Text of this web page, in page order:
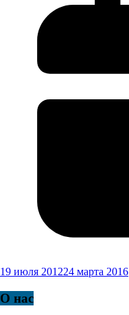
19 июля 201224 марта 2016
О нас